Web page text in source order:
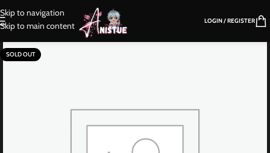
Skip to navigation
Skip to main content
LOGIN / REGISTER
SOLD OUT